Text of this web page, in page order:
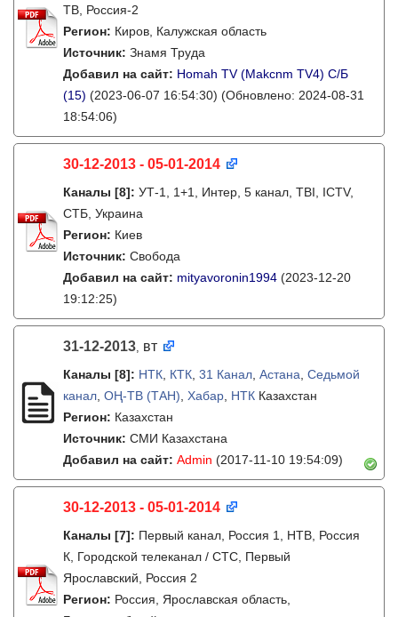
ТВ, Россия-2
Регион: Киров, Калужская область
Источник: Знамя Труда
Добавил на сайт: Homah TV (Makcnm TV4) C/Б
(15) (2023-06-07 16:54:30) (Обновлено: 2024-08-31
18:54:06)
30-12-2013 - 05-01-2014
Каналы [8]: УТ-1, 1+1, Интер, 5 канал, ТВI, ICTV,
СТБ, Украина
Регион: Киев
Источник: Свобода
Добавил на сайт: mityavoronin1994 (2023-12-20
19:12:25)
31-12-2013, вт
Каналы [8]: НТК КТК 31 Канал Астана Седьмой
канал ОҢ-ТВ (ТАН) Хабар НТК Казахстан
Регион: Казахстан
Источник: СМИ Казахстана
Добавил на сайт: Admin (2017-11-10 19:54:09)
30-12-2013 - 05-01-2014
Каналы [7]: Первый канал, Россия 1, НТВ, Россия
К, Городской телеканал / СТС, Первый
Ярославский, Россия 2
Регион: Россия, Ярославская область,